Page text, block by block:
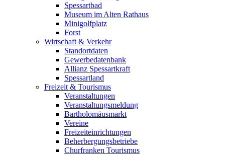
Spessartbad
Museum im Alten Rathaus
Minigolfplatz
Forst
Wirtschaft & Verkehr
Standortdaten
Gewerbedatenbank
Allianz Spessartkraft
Spessartland
Freizeit & Tourismus
Veranstaltungen
Veranstaltungsmeldung
Bartholomäusmarkt
Vereine
Freizeiteinrichtungen
Beherbergungsbetriebe
Churfranken Tourismus